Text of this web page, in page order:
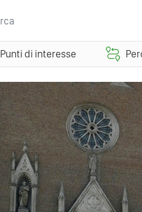
Punti di interesse